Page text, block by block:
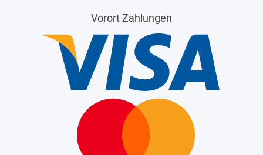
Vorort Zahlungen